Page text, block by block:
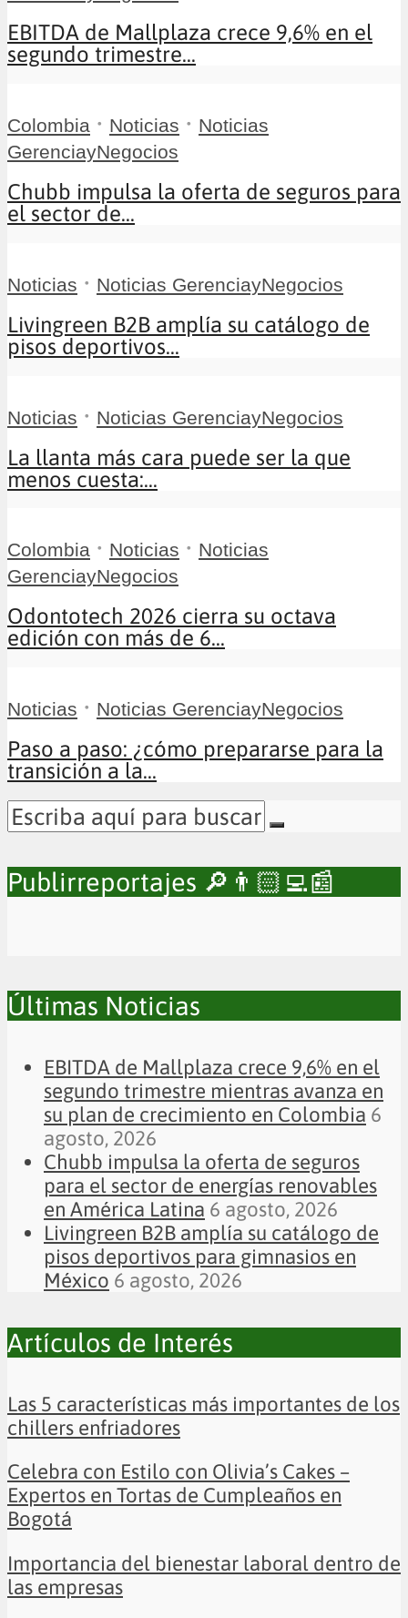
EBITDA de Mallplaza crece 9,6% en el
segundo trimestre...
Colombia • Noticias • Noticias
GerenciayNegocios
Chubb impulsa la oferta de seguros para
el sector de...
Noticias • Noticias GerenciayNegocios
Livingreen B2B amplía su catálogo de
pisos deportivos...
Noticias • Noticias GerenciayNegocios
La llanta más cara puede ser la que
menos cuesta:...
Colombia • Noticias • Noticias
GerenciayNegocios
Odontotech 2026 cierra su octava
edición con más de 6...
Noticias • Noticias GerenciayNegocios
Paso a paso: ¿cómo prepararse para la
transición a la...
Publirreportajes 🔎👨🏻‍💻📰
Últimas Noticias
EBITDA de Mallplaza crece 9,6% en el
segundo trimestre mientras avanza en
su plan de crecimiento en Colombia 6
agosto, 2026
Chubb impulsa la oferta de seguros
para el sector de energías renovables
en América Latina 6 agosto, 2026
Livingreen B2B amplía su catálogo de
pisos deportivos para gimnasios en
México 6 agosto, 2026
Artículos de Interés
Las 5 características más importantes de los
chillers enfriadores
Celebra con Estilo con Olivia’s Cakes –
Expertos en Tortas de Cumpleaños en
Bogotá
Importancia del bienestar laboral dentro de
las empresas